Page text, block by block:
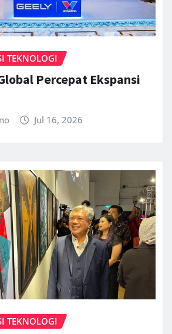
TEKNOLOGI
Percepat Ekspansi
Jul 16, 2026
TEKNOLOGI